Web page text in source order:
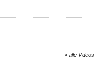
» alle Videos